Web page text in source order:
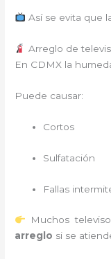
Así se evita que
Arreglo de
En CDMX la
Puede causar:
Cortos
Sulfatación
Fallas
Muchos
arreglo si se